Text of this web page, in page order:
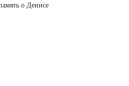
о Денисе